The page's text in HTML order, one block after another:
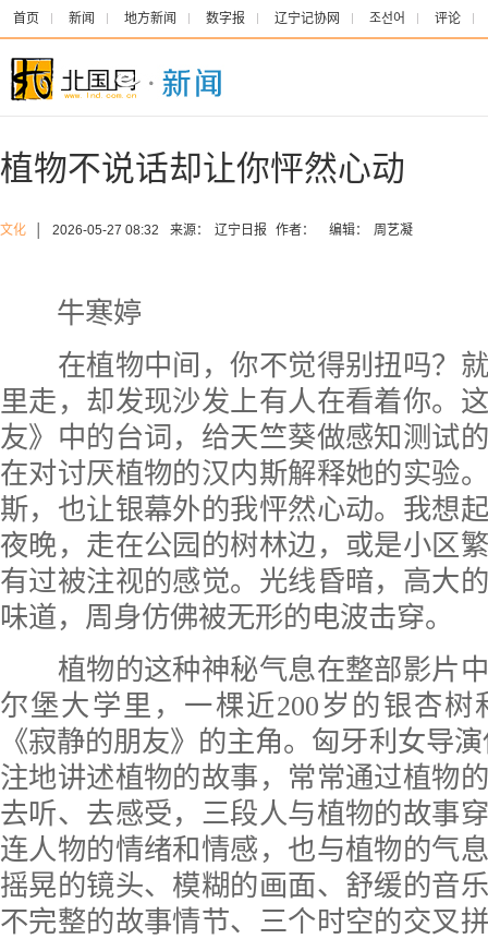
首页 新闻 地方新闻 数字报 辽宁记协网 조선어 评论
植物不说话却让你怦然心动
文化 2026-05-27 08:32 来源： 辽宁日报 作者： 编辑： 周艺凝
牛寒婷
在植物中间，你不觉得别扭吗？就
里走，却发现沙发上有人在看着你。
友》中的台词，给天竺葵做感知测试
在对讨厌植物的汉内斯解释她的实验
斯，也让银幕外的我怦然心动。我想
夜晚，走在公园的树林边，或是小区
有过被注视的感觉。光线昏暗，高大
味道，周身仿佛被无形的电波击穿。
植物的这种神秘气息在整部影片中
尔堡大学里，一棵近200岁的银杏树
《寂静的朋友》的主角。匈牙利女导
注地讲述植物的故事，常常通过植物
去听、去感受，三段人与植物的故事
连人物的情绪和情感，也与植物的气
摇晃的镜头、模糊的画面、舒缓的音
不完整的故事情节、三个时空的交叉